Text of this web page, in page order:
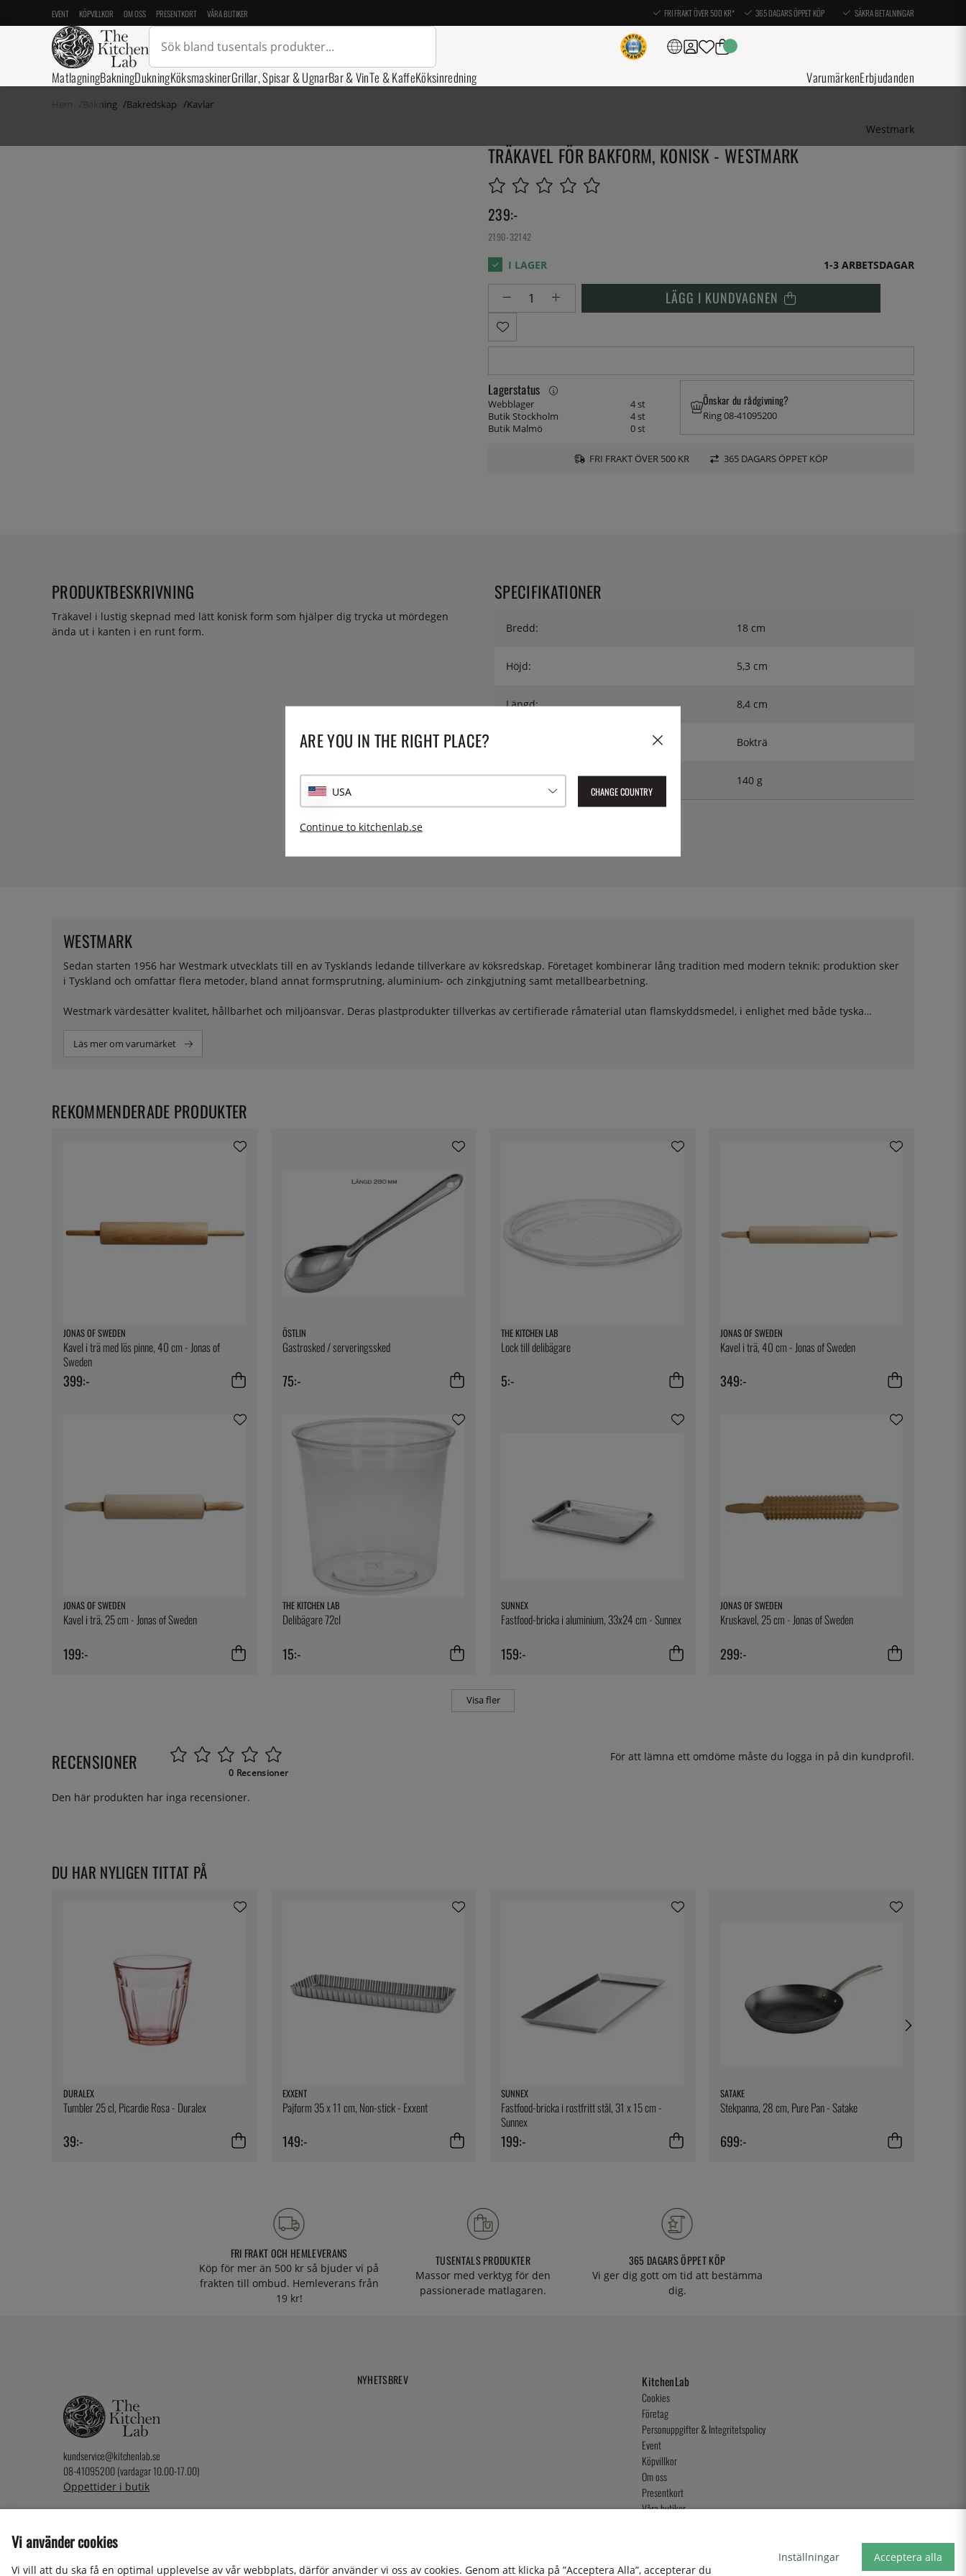
EVENT KÖPVILLKOR OM OSS PRESENTKORT VÅRA BUTIKER FRI FRAKT ÖVER 500 KR* 365 DAGARS ÖPPET KÖP SÄKRA BETALNINGAR
MatlagningBakningDukningKöksmaskinerGrillar, Spisar & UgnarBar & VinTe & KaffeKöksinredning VarumärkenErbjudanden
Bakning Bakredskap Kavlar
Westmark
TRÄKAVEL FÖR BAKFORM, KONISK - WESTMARK
239:-
2190-32142
1-3 ARBETSDAGAR
LÄGG I KUNDVAGNEN
Lagerstatus
Webblager
4 st
Butik Stockholm
4 st
Butik Malmö
0 st
Önskar du rådgivning?
Ring 08-41095200
FRI FRAKT ÖVER 500 KR 365 DAGARS ÖPPET KÖP
PRODUKTBESKRIVNING
Träkavel i lustig skepnad med lätt konisk form som hjälper dig trycka ut mördegen
ända ut i kanten i en runt form.
SPECIFIKATIONER
Bredd: 18 cm
Höjd: 5,3 cm
Längd: 8,4 cm
Bokträ
Vikt: 140 g
Sedan starten 1956 har Westmark utvecklats till en av Tysklands ledande tillverkare av köksredskap. Företaget kombinerar lång tradition med modern teknik: produktion sker
i Tyskland och omfattar flera metoder, bland annat formsprutning, aluminium- och zinkgjutning samt metallbearbetning.
Westmark värdesätter kvalitet, hållbarhet och miljöansvar. Deras plastprodukter tillverkas av certifierade råmaterial utan flamskyddsmedel, i enlighet med både tyska
återvinner material.
WESTMARK
Läs mer om varumärket
JONAS OF SWEDEN
Kavel i trä med lös pinne, 40 cm - Jonas of
Sweden
399:-
ÖSTLIN
Gastrosked / serveringssked
75:-
THE KITCHEN LAB
Lock till delibägare
5:-
JONAS OF SWEDEN
Kavel i trä, 40 cm - Jonas of Sweden
349:-
JONAS OF SWEDEN
Kavel i trä, 25 cm - Jonas of Sweden
199:-
THE KITCHEN LAB
Delibägare 72cl
15:-
SUNNEX
Fastfood-bricka i aluminium, 33x24 cm - Sunnex
159:-
JONAS OF SWEDEN
Kruskavel, 25 cm - Jonas of Sweden
299:-
Visa fler
REKOMMENDERADE PRODUKTER
RECENSIONER 0 Recensioner
För att lämna ett omdöme måste du logga in på din kundprofil.
Den här produkten har inga recensioner.
DU HAR NYLIGEN TITTAT PÅ
DURALEX
Tumbler 25 cl, Picardie Rosa - Duralex
39:-
EXXENT
Pajform 35 x 11 cm, Non-stick - Exxent
149:-
SUNNEX
Fastfood-bricka i rostfritt stål, 31 x 15 cm -
Sunnex
199:-
SATAKE
Stekpanna, 28 cm, Pure Pan - Satake
699:-
FRI FRAKT OCH HEMLEVERANS
Köp för mer än 500 kr så bjuder vi på
frakten till ombud. Hemleverans från
19 kr!
TUSENTALS PRODUKTER
Massor med verktyg för den
passionerade matlagaren.
365 DAGARS ÖPPET KÖP
Vi ger dig gott om tid att bestämma
dig.
kundservice@kitchenlab.se
08-41095200 (vardagar 10.00-17.00)
Öppettider i butik
NYHETSBREV KitchenLab
Cookies
Företag
Personuppgifter & Integritetspolicy
Event
Köpvillkor
Om oss
Presentkort
Våra butiker
2026 KitchenLab AB
Vi använder cookies
Vi vill att du ska få en optimal upplevelse av vår webbplats, därför använder vi oss av cookies. Genom att klicka på ”Acceptera Alla”, accepterar du
Inställningar Acceptera alla
ARE YOU IN THE RIGHT PLACE?
USA CHANGE COUNTRY
Continue to kitchenlab.se